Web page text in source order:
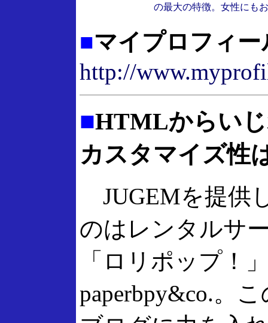
の最大の特徴。女性にも
■マイプロフィー
http://
■HTMLからい
カスタマイズ性
JUGEMを提供
のはレンタルサ
「ロリポップ！
paperbpy&co.。